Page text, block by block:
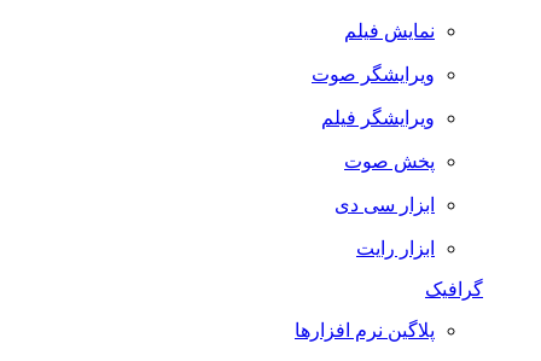
نمایش فیلم
ویرایشگر صوت
ویرایشگر فیلم
پخش صوت
ابزار سی دی
ابزار رایت
گرافیک
پلاگین نرم افزارها